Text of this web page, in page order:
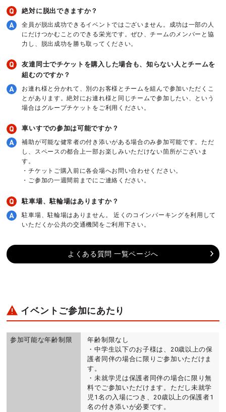
絶対に脱出できますか？
全員が脱出成功できるイベントではございません。成功は一部の人
にだけつかむことのできる栄光です。ぜひ、チームのメンバーと協
力し、脱出成功を勝ち取ってください。
友達同士でチケットを購入した場合も、知らない人とチームを
組むのですか？
お連れ様と分かれて、別のお客様とチームを組んで参加いただくこ
とがあります。絶対にお連れ様と同じチームで参加したい、という
場合はグループチケットをご利用ください。
車いすでの参加は可能ですか？
補助が可能な健常者の付き添いがある場合のみ参加可能です。ただ
し、スペースの都合上一部お楽しみいただけない箇所がございま
す。
・チケットご購入前に各会場へお問い合わせください。
・ご参加の一週間前までにご連絡ください。
駐車場、駐輪場はありますか？
駐車場、駐輪場はありません。 近くのコインパーキングを利用して
いただくか公共の交通機関をご利用下さい。
よくある質問 一覧ページへ
イベントご参加にあたり
参加可能な年齢制限
年齢制限なし
・中学生以下のお子様は、20歳以上の保
護者同伴の場合に限りご参加いただけま
す。
・未就学児は保護者同伴の場合に限り無
料でご参加いただけます。ただし未就学
児1名の入場につき、20歳以上の保護者1
名の付き添いが必要です。